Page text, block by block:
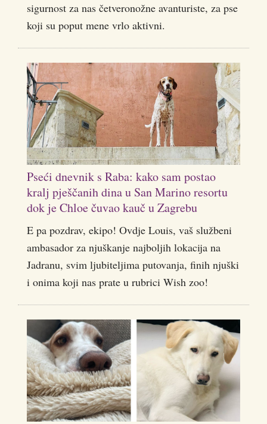
sigurnost za nas četveronožne avanturiste, za pse
koji su poput mene vrlo aktivni.
Pseći dnevnik s Raba: kako sam postao
kralj pješčanih dina u San Marino resortu
dok je Chloe čuvao kauč u Zagrebu
E pa pozdrav, ekipo! Ovdje Louis, vaš službeni
ambasador za njuškanje najboljih lokacija na
Jadranu, svim ljubiteljima putovanja, finih njuški
i onima koji nas prate u rubrici Wish zoo!